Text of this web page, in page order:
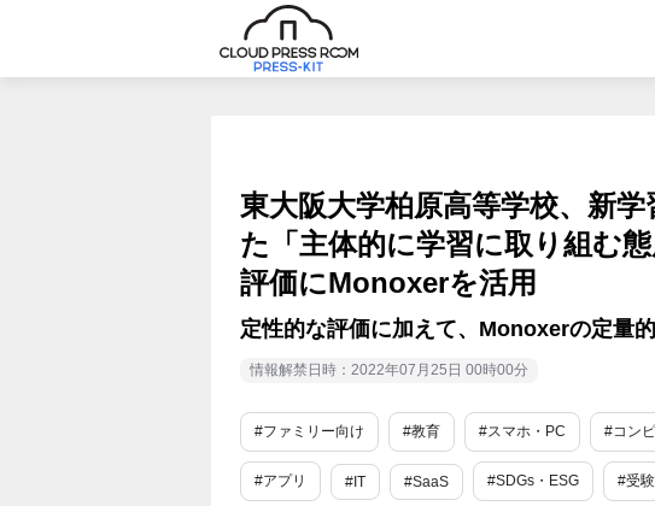
東大阪大学柏原高等学校、新
た「主体的に学習に取り組む
評価にMonoxerを活用
定性的な評価に加えて、Monoxerの定量
情報解禁日時：2022年07月25日 00時00分
#ファミリー向け #教育 #スマホ・PC #コン
#アプリ #IT #SaaS #SDGs・ESG #受